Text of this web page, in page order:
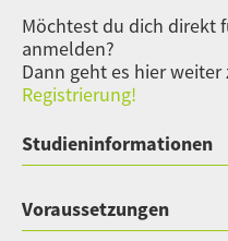
Möchtest du dich direkt
anmelden?
Dann geht es hier
Registrierung!
Studieninformationen
Voraussetzungen